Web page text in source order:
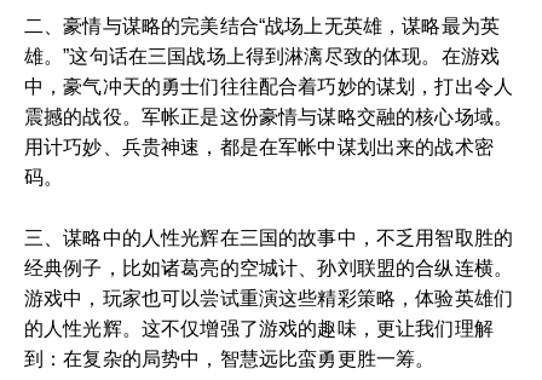
二、豪情与谋略的完美结合“战场上无英雄，谋略最为英
雄。”这句话在三国战场上得到淋漓尽致的体现。在游戏
中，豪气冲天的勇士们往往配合着巧妙的谋划，打出令人
震撼的战役。军帐正是这份豪情与谋略交融的核心场域。
用计巧妙、兵贵神速，都是在军帐中谋划出来的战术密
码。
三、谋略中的人性光辉在三国的故事中，不乏用智取胜的
经典例子，比如诸葛亮的空城计、孙刘联盟的合纵连横。
游戏中，玩家也可以尝试重演这些精彩策略，体验英雄们
的人性光辉。这不仅增强了游戏的趣味，更让我们理解
到：在复杂的局势中，智慧远比蛮勇更胜一筹。